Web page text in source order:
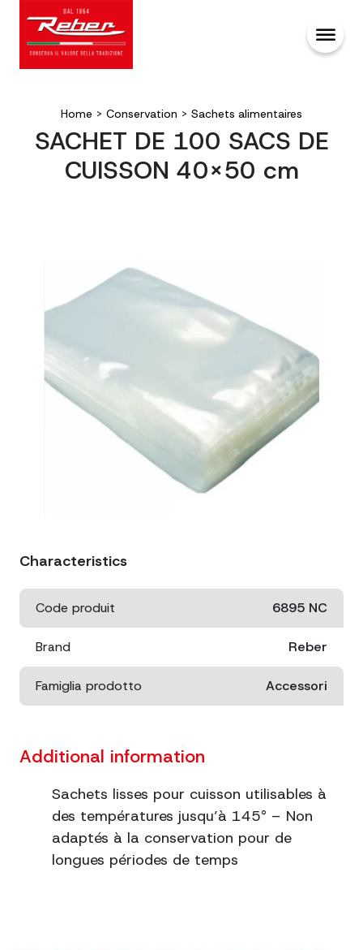
Home > Conservation > Sachets alimentaires
SACHET DE 100 SACS DE
CUISSON 40×50 cm
Characteristics
Code produit 6895 NC
Brand Reber
Famiglia prodotto Accessori
Additional information
Sachets lisses pour cuisson utilisables à
des températures jusqu’à 145° – Non
adaptés à la conservation pour de
longues périodes de temps